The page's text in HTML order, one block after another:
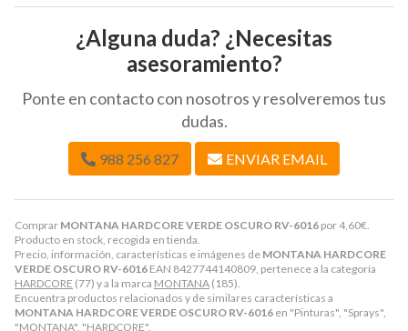
Comprar MONTANA HARDCORE VERDE OSCURO RV-6016 por4,60€.
Producto en stock, recogida en tienda.
Precio, información, características e imágenes de MONTANA HARDCORE
VERDE OSCURO RV-6016 EAN 8427744140809, pertenece a la categoría
HARDCORE (77) y a la marca MONTANA (185).
Encuentra productos relacionados y de similares características a
MONTANA HARDCORE VERDE OSCURO RV-6016 en "Pinturas", "Sprays",
"MONTANA", "HARDCORE".
¿Alguna duda? ¿Necesitas
asesoramiento?
Ponte en contacto con nosotros y resolveremos tus
dudas.
988 256 827 ENVIAR EMAIL